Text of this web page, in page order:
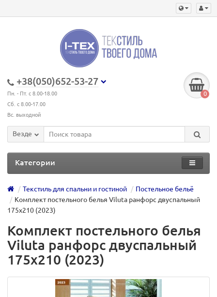
+38(050)652-53-27
Пн. - Пт. с 8.00-18.00
Сб. с 8.00-17.00
Вс. выходной
0
Везде
Категории
Текстиль для спальни и гостиной
Постельное бельё
Комплект постельного белья Viluta ранфорс двуспальный
175х210 (2023)
Комплект постельного белья
Viluta ранфорс двуспальный
175х210 (2023)